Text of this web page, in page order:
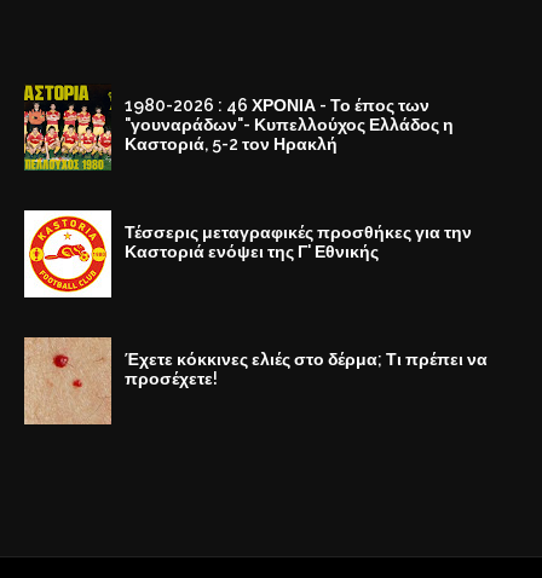
1980-2026 : 46 ΧΡΟΝΙΑ - Το έπος των
"γουναράδων"- Κυπελλούχος Ελλάδος η
Καστοριά, 5-2 τον Ηρακλή
Τέσσερις μεταγραφικές προσθήκες για την
Καστοριά ενόψει της Γ' Εθνικής
Έχετε κόκκινες ελιές στο δέρμα; Τι πρέπει να
προσέχετε!